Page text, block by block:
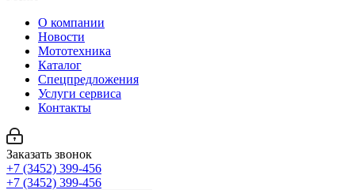
О компании
Новости
Мототехника
Каталог
Спецпредложения
Услуги сервиса
Контакты
Заказать звонок
+7 (3452) 399-456
+7 (3452) 399-456